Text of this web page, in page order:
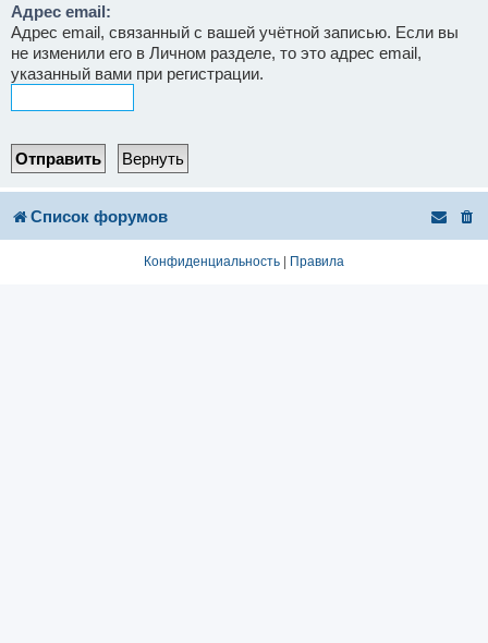
Адрес email:
Адрес email, связанный с вашей учётной записью. Если вы
не изменили его в Личном разделе, то это адрес email,
указанный вами при регистрации.
Список форумов
Конфиденциальность | Правила